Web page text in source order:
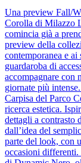
Una preview Fall/
Corolla di Milazzo
comincia già a
preview della
contemporanea e
guardaroba di
accompagnare con
giornate più
Carpisa del Parco
ricerca estetica.
dettagli a contrasto
dall’idea del
parte del look, con
occasioni